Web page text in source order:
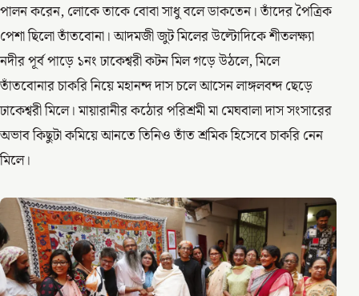
পালন করেন, লোকে তাকে বোবা সাধু বলে ডাকতেন। তাঁদের পৈত্রিক
পেশা ছিলো তাঁতবোনা। আদমজী জুট মিলের উল্টোদিকে শীতলক্ষ্যা
নদীর পূর্ব পাড়ে ১নং ঢাকেশ্বরী কটন মিল গড়ে উঠলে, মিলে
তাঁতবোনার চাকরি নিয়ে মহানন্দ দাস চলে আসেন লাঙ্গলবন্দ ছেড়ে
ঢাকেশ্বরী মিলে। মায়ারানীর কঠোর পরিশ্রমী মা মেঘবালা দাস সংসারের
অভাব কিছুটা কমিয়ে আনতে তিনিও তাঁত শ্রমিক হিসেবে চাকরি নেন
মিলে।